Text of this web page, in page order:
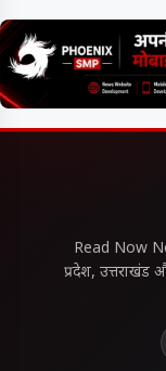
Read Now
प्रदेश, उत्तराखंड